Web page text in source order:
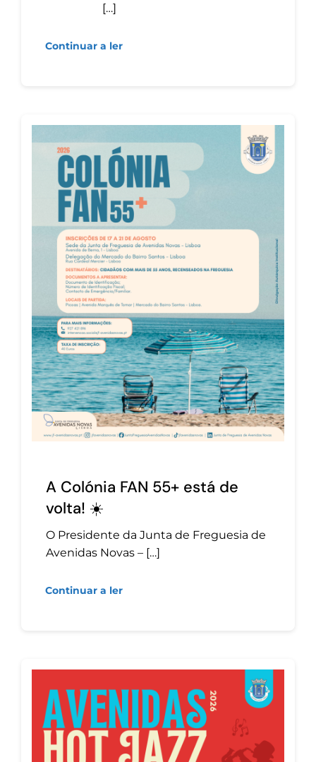
[…]
Continuar a ler
A Colónia FAN 55+ está de
volta! ☀️
O Presidente da Junta de Freguesia de
Avenidas Novas – […]
Continuar a ler